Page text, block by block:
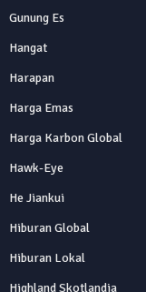
Gunung Es
Hangat
Harapan
Harga Emas
Harga Karbon Global
Hawk-Eye
He Jiankui
Hiburan Global
Hiburan Lokal
Highland Skotlandia